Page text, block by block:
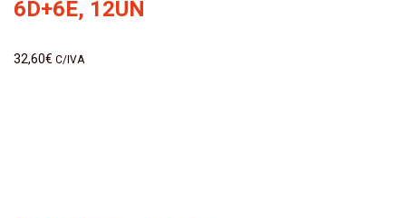
6D+6E, 12UN
32,60€ C/IVA